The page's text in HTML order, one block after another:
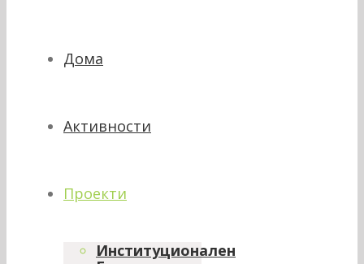
Дома
Активности
Проекти
Институционален